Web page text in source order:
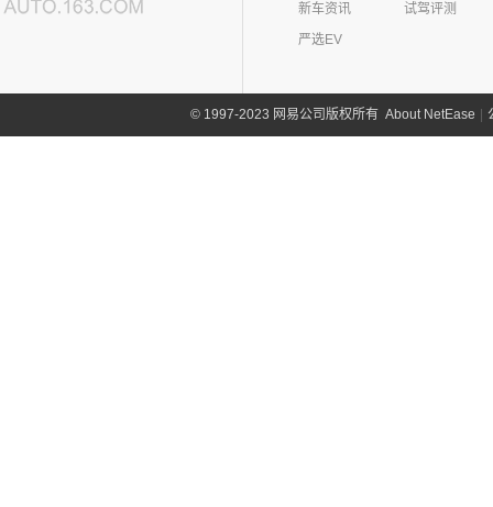
新车资讯
试驾评测
严选EV
©1997-2023 网易公司版权所有 About NetEase